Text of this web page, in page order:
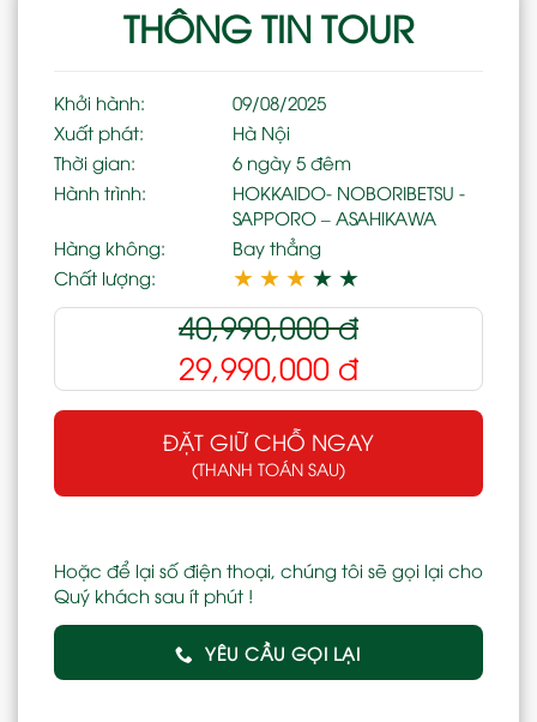
THÔNG TIN TOUR
Khởi hành:
09/08/2025
Xuất phát:
Hà Nội
Thời gian:
6 ngày 5 đêm
Hành trình:
HOKKAIDO- NOBORIBETSU -
SAPPORO – ASAHIKAWA
Hàng không:
Bay thẳng
Chất lượng:
★ ★ ★ ★ ★
40,990,000đ
29,990,000 đ
ĐẶT GIỮ CHỖ NGAY
(THANH TOÁN SAU)
Hoặc để lại số điện thoại, chúng tôi sẽ gọi lại cho
Quý khách sau ít phút !
YÊU CẦU GỌI LẠI